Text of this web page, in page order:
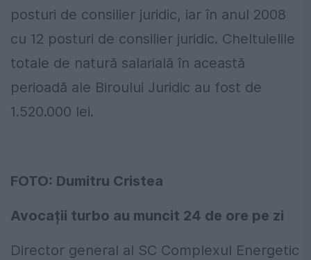
posturi de consilier juridic, iar în anul 2008
cu 12 posturi de consilier juridic. Cheltuielile
totale de natură salarială în această
perioadă ale Biroului Juridic au fost de
1.520.000 lei.
FOTO: Dumitru Cristea
Avocații turbo au muncit 24 de ore pe zi
Director general al SC Complexul Energetic